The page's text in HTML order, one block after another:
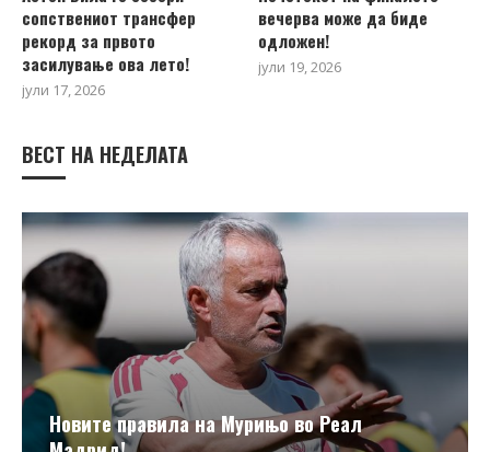
сопствениот трансфер
рекорд за првото
засилување ова лето!
јули 17, 2026
вечерва може да биде
одложен!
јули 19, 2026
ВЕСТ НА НЕДЕЛАТА
Новите правила на Мурињо во Реал